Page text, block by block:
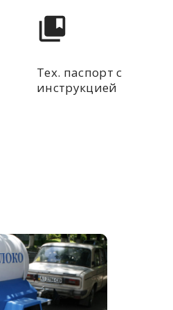
Тех. паспорт с
инструкцией